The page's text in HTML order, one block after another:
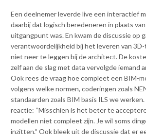
tEen deelnemer leverde live een interactief
daarbij dat logisch beredeneren in plaats
uitgangpunt was. En kwam de discussie op
verantwoordelijkheid bij het leveren van
niet neer te leggen bij de architect. De
zelf aan de slag met data vervolgde iemand
Ook rees de vraag hoe compleet een BIM-
volgens welke normen, coderingen zoals
standaarden zoals BIM basis ILS we
reactie: “Misschien is het beter te
modellen niet compleet zijn. Je wil soms
inzitten.“ Ook bleek uit de discussie dat er
Contact
Zoek
Inloggen